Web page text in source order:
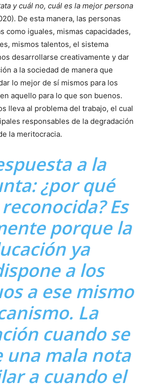
y cuál no, cuál es la mejor persona
De esta manera, las personas
como iguales, mismas capacidades,
mismos talentos, el sistema
desarrollarse creativamente y dar
a la sociedad de manera que
lo mejor de sí mismos para los
aquello para lo que son buenos.
lleva al problema del trabajo, el cual
responsables de la degradación
la meritocracia.
a la
¿por qué
Es
porque la
ya
a los
a ese mismo
La
cuando se
una mala nota
a cuando el